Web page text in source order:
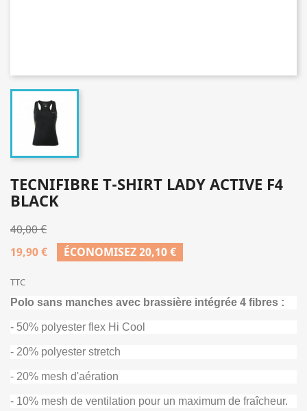
TECNIFIBRE T-SHIRT LADY ACTIVE F4
BLACK
40,00 €
19,90 €
ÉCONOMISEZ 20,10 €
TTC
Polo sans manches avec brassière intégrée 4 fibres :
- 50% polyester flex Hi Cool
- 20% polyester stretch
- 20% mesh d'aération
- 10% mesh de ventilation pour un maximum de fraîcheur.